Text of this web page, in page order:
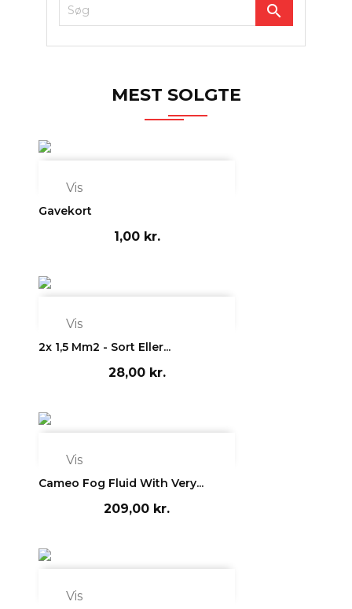

MEST SOLGTE
Vis
Gavekort
1,00 kr.
Vis
2x 1,5 Mm2 - Sort Eller...
28,00 kr.
Vis
Cameo Fog Fluid With Very...
209,00 kr.
Vis